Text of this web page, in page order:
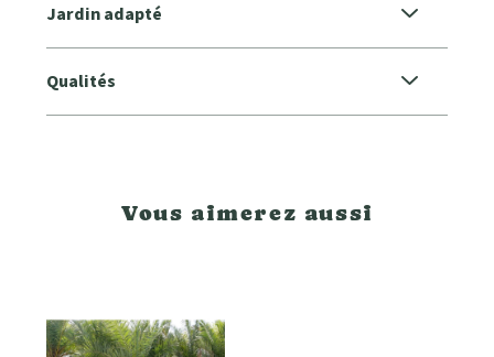
Jardin adapté
Qualités
Vous aimerez aussi